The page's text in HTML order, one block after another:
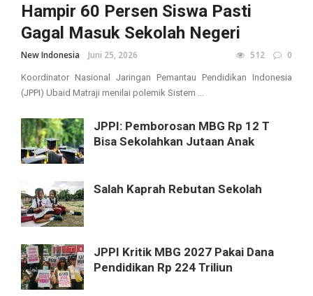
Hampir 60 Persen Siswa Pasti
Gagal Masuk Sekolah Negeri
New Indonesia Juni 25, 2026 512 0
Koordinator Nasional Jaringan Pemantau Pendidikan Indonesia
(JPPI) Ubaid Matraji menilai polemik Sistem ...
JPPI: Pemborosan MBG Rp 12 T
Bisa Sekolahkan Jutaan Anak
Salah Kaprah Rebutan Sekolah
JPPI Kritik MBG 2027 Pakai Dana
Pendidikan Rp 224 Triliun